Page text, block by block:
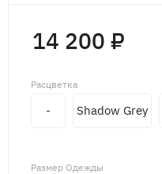
Расцветка
- Shadow Grey
Размер Одежды
14 200 ₽